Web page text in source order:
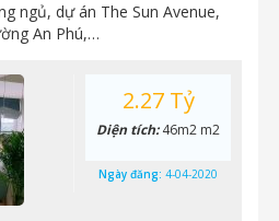
ngủ, dự án The Sun Avenue,
An Phú,…
2.27 Tỷ
Diện tích:46m2 m2
Ngày đăng: 4-04-2020